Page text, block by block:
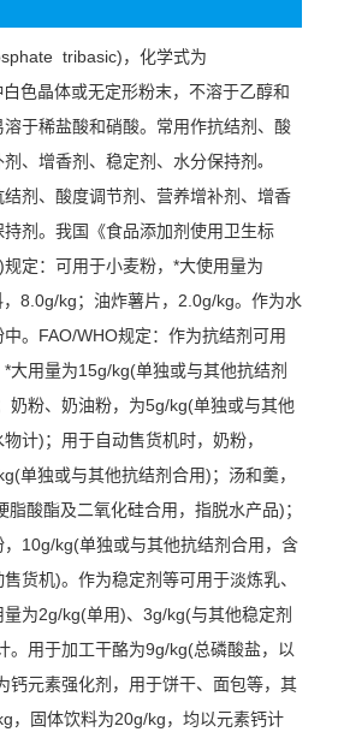
tribasic)，化学式为
白色晶体或无定形粉末，不溶于乙醇和
于稀盐酸和硝酸。常用作抗结剂、酸
、增香剂、稳定剂、水分保持剂。
剂、酸度调节剂、营养增补剂、增香
剂。我国《食品添加剂使用卫生标
定：可用于小麦粉，*大使用量为
8.0g/kg；油炸薯片，2.0g/kg。作为水
。FAO/WHO规定：作为抗结剂可用
大用量为15g/kg(单独或与其他抗结剂
奶粉、奶油粉，为5g/kg(单独或与其他
计)；用于自动售货机时，奶粉，
单独或与其他抗结剂合用)；汤和羹，
酸酯及二氧化硅合用，指脱水产品)；
10g/kg(单独或与其他抗结剂合用，含
货机)。作为稳定剂等可用于淡炼乳、
为2g/kg(单用)、3g/kg(与其他稳定剂
。用于加工干酪为9g/kg(总磷酸盐，以
钙元素强化剂，用于饼干、面包等，其
，固体饮料为20g/kg，均以元素钙计